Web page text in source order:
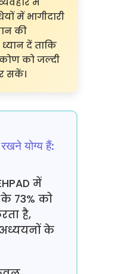
में भागीदारी
की
ध्यान दें ताकि
को जल्दी
सकें।
योग्य हैं:
में
के 73% को
है,
के